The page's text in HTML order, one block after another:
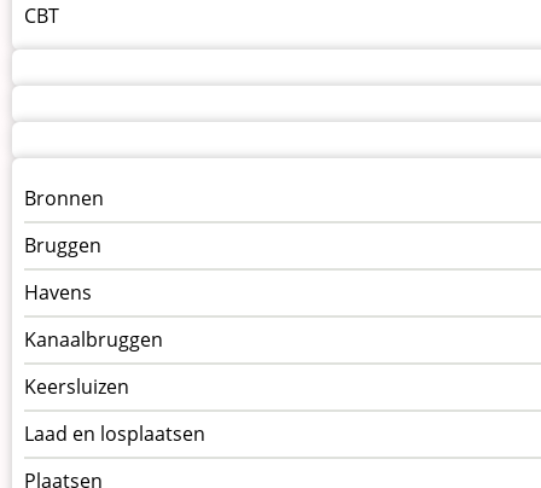
CBT
Menu
kunstwerken
op
kunstwerkpagina
Bronnen
Bruggen
Havens
Kanaalbruggen
Keersluizen
Laad en losplaatsen
Plaatsen